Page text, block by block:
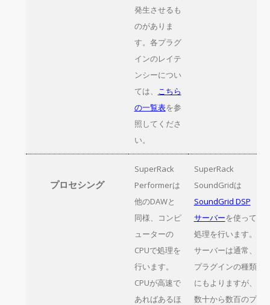
発生させるも
のがありま
す。各プラグ
インのレイテ
ンシーについ
ては、 こちら
の一覧表を参
照してくださ
い。
プロセシング
SuperRack
Performerは
他のDAWと
同様、コンピ
ューターの
CPUで処理を
行います。
CPUが高速で
あればあるほ
SuperRack
SoundGridは
SoundGrid DSP
サーバーを使って
処理を行います。
サーバーは通常、
プラグインの種類
にもよりますが、
数十から数百のプ